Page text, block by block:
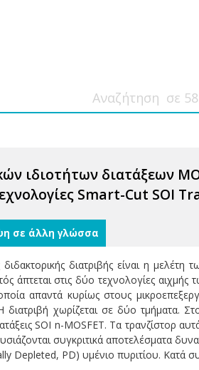
ιδιοτήτων διατάξεων
Smart-Cut SOI
σε άλλη γλώσσα
διατριβής είναι η
άπτεται στις δύο τεχνολογίες
απαντά κυρίως στους
χωρίζεται σε δύο τμήματα.
SOI n-MOSFET. Τα τρανζίστορ
συγκριτικά αποτελέσματα
Depleted, PD) υμένιο πυριτίου. Κατά